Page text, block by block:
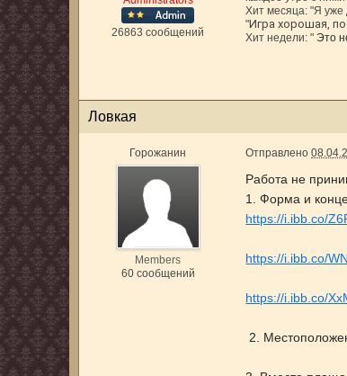
26863 сообщений
Хит месяца: "Я уже
"Игра хорошая,
Хит недели: " Это
Ловкая
Горожанин
Members
60 сообщений
Отправлено
Работа не
1. Форма и
https://i.ibb.co/
https://i.ibb.co/
https://i.ibb.co/
2.